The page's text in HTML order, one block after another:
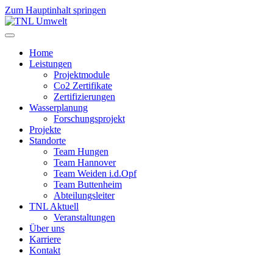
Zum Hauptinhalt springen
Home
Leistungen
Projektmodule
Co2 Zertifikate
Zertifizierungen
Wasserplanung
Forschungsprojekt
Projekte
Standorte
Team Hungen
Team Hannover
Team Weiden i.d.Opf
Team Buttenheim
Abteilungsleiter
TNL Aktuell
Veranstaltungen
Über uns
Karriere
Kontakt